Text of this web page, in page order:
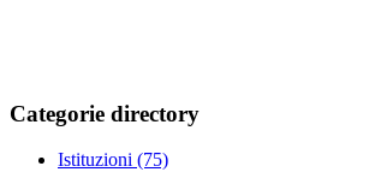
Categorie directory
Istituzioni (75)